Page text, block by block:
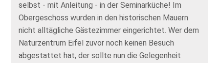
selbst - mit Anleitung - in der Seminarküche! Im
Obergeschoss wurden in den historischen Mauern
nicht alltägliche Gästezimmer eingerichtet. Wer dem
Naturzentrum Eifel zuvor noch keinen Besuch
abgestattet hat, der sollte nun die Gelegenheit